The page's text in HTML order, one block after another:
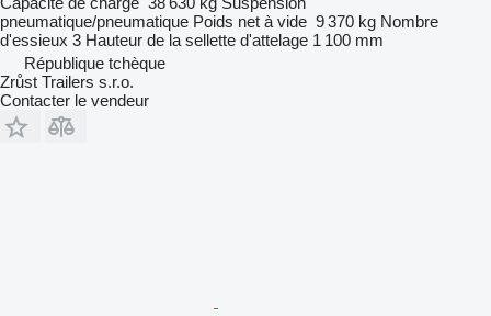
pneumatique/pneumatique Poids net à vide 9 370 kg Nombre
d'essieux 3 Hauteur de la sellette d'attelage 1 100 mm
République tchèque
Zrůst Trailers s.r.o.
Contacter le vendeur